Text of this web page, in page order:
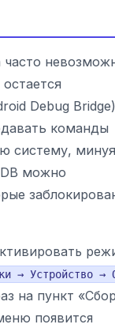
Debug
команды
систему, минуя
можно
→ Устройство →
на пункт
появится